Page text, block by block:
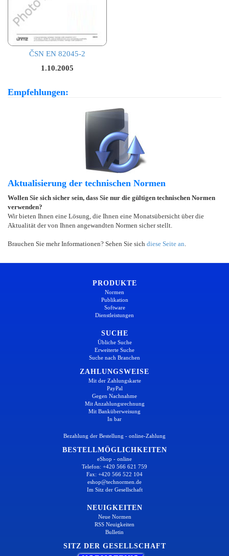
ČSN EN 82045-2
1.10.2005
Empfehlungen:
Aktualisierung der technischen Normen
Wollen Sie sich sicher sein, dass Sie nur die gültigen technischen Normen
verwenden?
Wir bieten Ihnen eine Lösung, die Ihnen eine Monatsübersicht über die
Aktualität der von Ihnen angewandten Normen sicher stellt.
Brauchen Sie mehr Informationen? Sehen Sie sich diese Seite an
PRODUKTE
Normen
Publikation
Software
Dienstleistungen
SUCHE
Übliche Suche
Erweiterte Suche
Suche nach Branchen
ZAHLUNGSWEISE
Mit der Zahlungskarte
PayPal
Gegen Nachnahme
Mit Anzahlungsrechnung
Mit Banküberweisung
In bar
Bezahlung der Bestellung - online-Zahlung
BESTELLMÖGLICHKEITEN
eShop - online
Telefon: +420 566 621 759
Fax: +420 566 522 104
eshop@technormen.de
Im Sitz der Gesellschaft
NEUIGKEITEN
Neue Normen
RSS Neuigkeiten
Bulletin
SITZ DER GESELLSCHAFT